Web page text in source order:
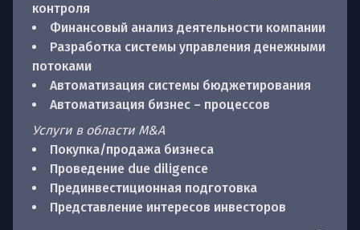
контроля
Финансовый анализ деятельности компании
Разработка системы управления денежными
потоками
Автоматизация системы бюджетирования
Автоматизация бизнес – процессов
Услуги в области M&A
Покупка/продажа бизнеса
Проведение due diligence
Прединвестиционная подготовка
Представление интересов инвесторов